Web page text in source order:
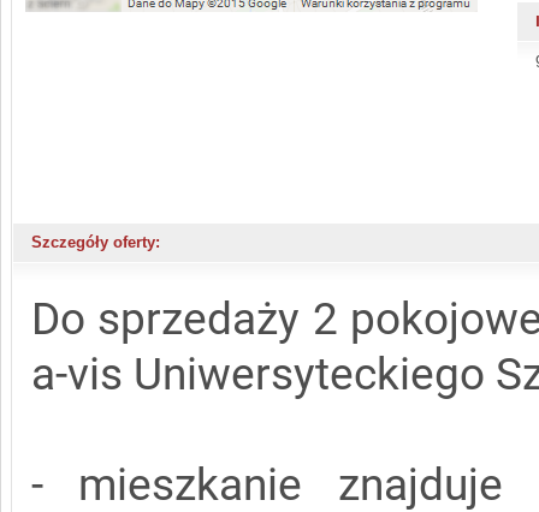
Szczegóły oferty:
Do sprzedaży 2
a-vis Uniwersyteckiego
- mieszkanie